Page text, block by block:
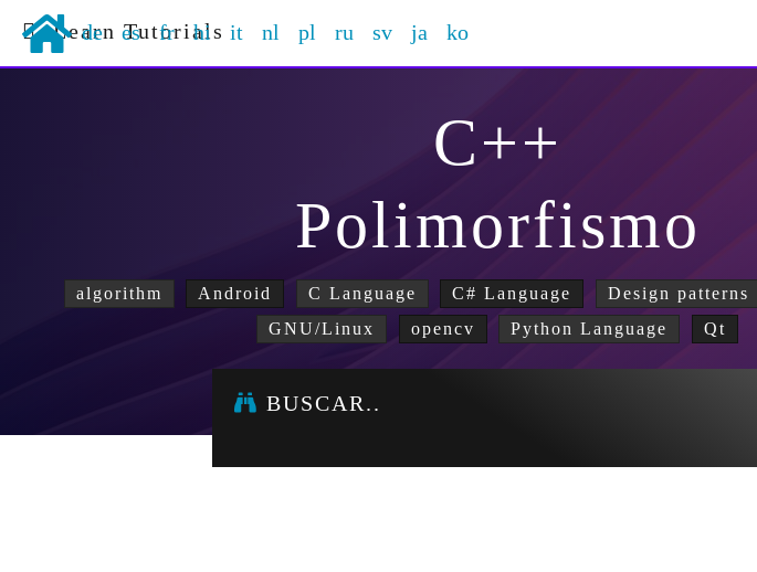
Learn Tutorials
de es fr hi it nl pl ru sv ja ko
C++
Polimorfismo
algorithm Android C Language C# Language Design patterns
GNU/Linux
opencv Python Language Qt
BUSCAR..